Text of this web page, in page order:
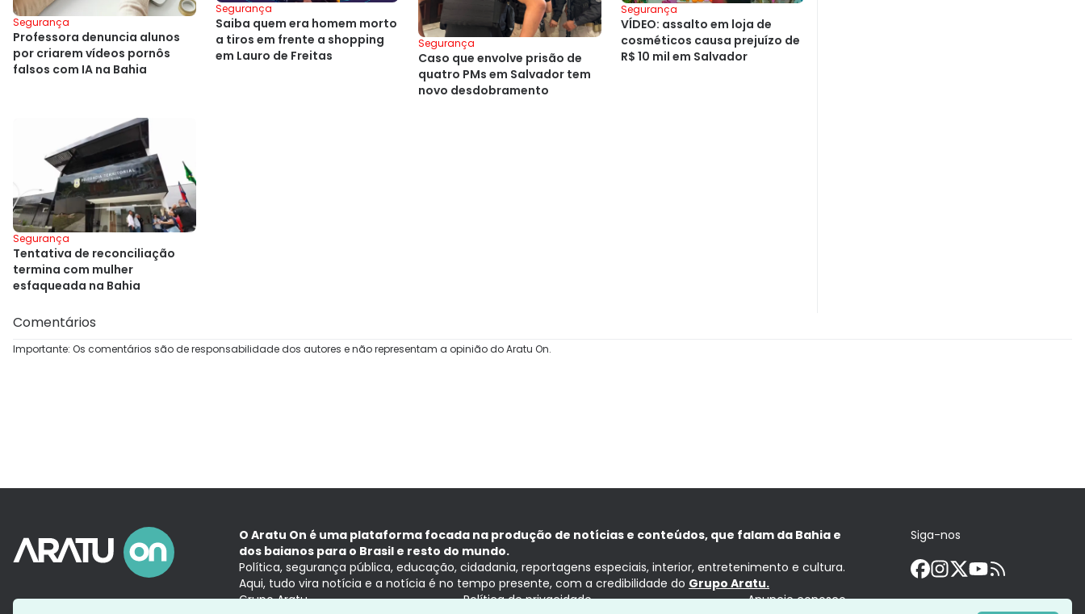
Segurança
Professora denuncia alunos
por criarem vídeos pornôs
falsos com IA na Bahia
Segurança
Saiba quem era homem morto
a tiros em frente a shopping
em Lauro de Freitas
Segurança
Caso que envolve prisão de
quatro PMs em Salvador tem
novo desdobramento
Segurança
VÍDEO: assalto em loja de
cosméticos causa prejuízo de
R$ 10 mil em Salvador
Segurança
Tentativa de reconciliação
termina com mulher
esfaqueada na Bahia
Comentários
Importante: Os comentários são de responsabilidade dos autores e não representam a opinião do Aratu On.
O Aratu On é uma plataforma focada na produção de notícias e conteúdos, que falam da Bahia e
dos baianos para o Brasil e resto do mundo.
Política, segurança pública, educação, cidadania, reportagens especiais, interior, entretenimento e cultura.
Aqui, tudo vira notícia e a notícia é no tempo presente, com a credibilidade do Grupo Aratu.
Grupo Aratu
Política de privacidade Anuncie conosco
Siga-nos